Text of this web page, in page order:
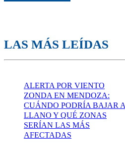
LAS MÁS LEÍDAS
ALERTA POR VIENTO
ZONDA EN MENDOZA:
CUÁNDO PODRÍA BAJAR
LLANO Y QUÉ ZONAS
SERÍAN LAS MÁS
AFECTADAS